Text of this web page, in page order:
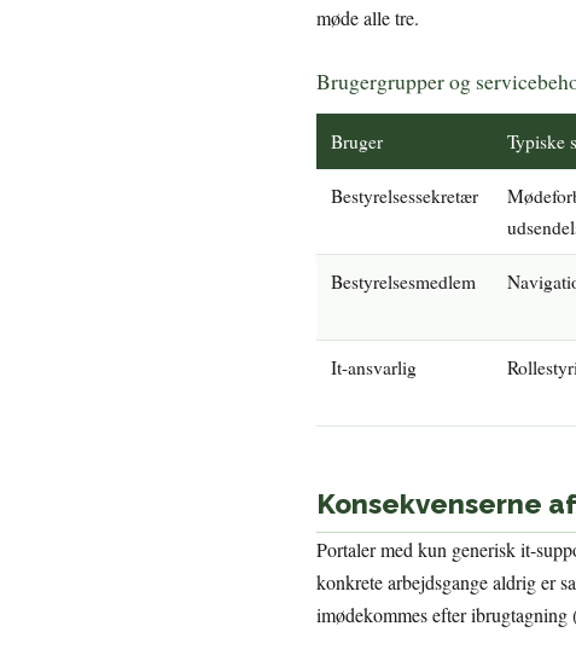
møde alle tre.
Brugergrupper og
Bruger Typiske
Bestyrelsessekretær
Bestyrelsesmedlem
It-ansvarlig
Konsekvenserne
Portaler med kun generisk it-
konkrete arbejdsgange aldrig er
imødekommes efter ibrugtagning